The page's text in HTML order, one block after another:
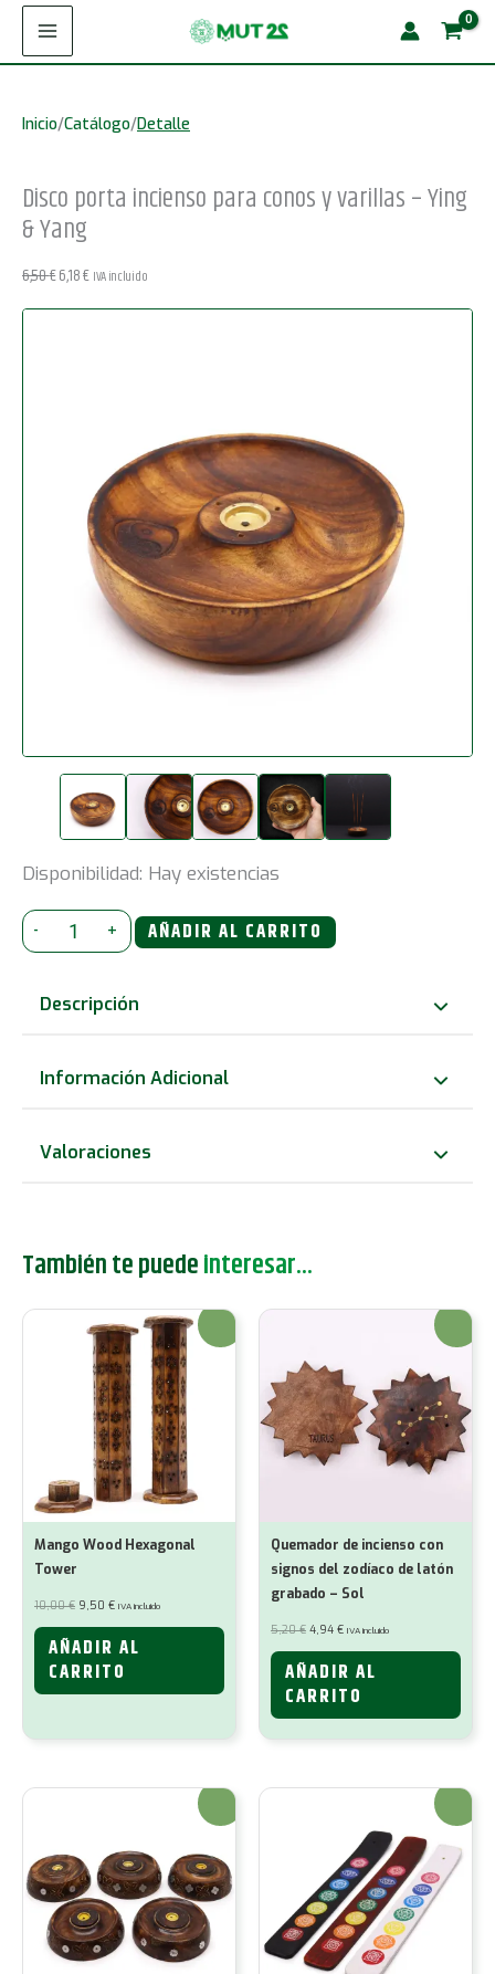
Inicio/Catálogo/Detalle
Disco porta incienso para conos y varillas – Ying
& Yang
6,50€El
precio
6,18€El
precio
IVA incluido
¡Oferta!
Disponibilidad: Hay existencias
-
Disco
porta
incienso
conos
Yang
cantidad
+ AÑADIR AL CARRITO
Descripción
Información Adicional
Valoraciones
También te puedeinteresar...
¡Oferta!
Mango Wood Hexagonal
Tower
10,00€ El
precio
original
era:
10,00 €.
9,50 €El
actual
es:
9,50 €.
IVA incluido
AÑADIR AL
CARRITO
¡Oferta!
Quemador de incienso con
signos del zodíaco de latón
grabado – Sol
5,20€ El
precio
original
era:
5,20 €.
4,94 €El
actual
es:
4,94 €.
IVA incluido
AÑADIR AL
CARRITO
¡Oferta! ¡Oferta!
incienso
para
y
-
Ying
&
Yang